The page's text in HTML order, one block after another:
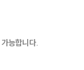
능합니다.